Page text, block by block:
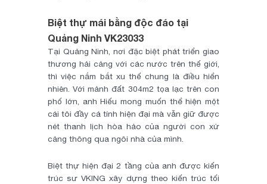
Biệt thự mái bằng độc đáo tại
Quảng Ninh VK23033
Tại Quảng Ninh, nơi đặc biệt phát triển giao
thương hải cảng với các nước trên thế giới,
thì việc nắm bắt xu thế chung là điều hiển
nhiên. Với mảnh đất 304m2 tọa lạc trên con
phố lớn, anh Hiếu mong muốn thể hiện một
cái tôi đầy cá tính hiện đại mà vẫn giữ được
nét thanh lịch hòa hảo của người con xứ
cảng thông qua ngôi nhà của mình.
Biệt thự hiện đại 2 tầng của anh được kiến
trúc sư VKING xây dựng theo kiến trúc tối